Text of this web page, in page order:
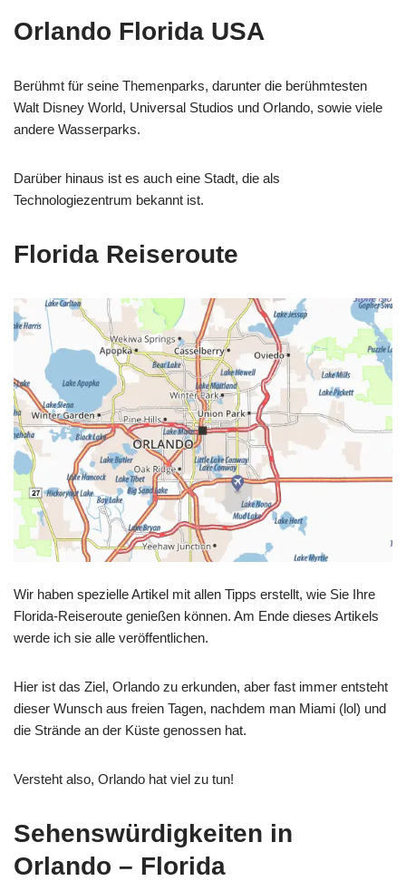
Orlando Florida USA
Berühmt für seine Themenparks, darunter die berühmtesten
Walt Disney World, Universal Studios und Orlando, sowie viele
andere Wasserparks.
Darüber hinaus ist es auch eine Stadt, die als
Technologiezentrum bekannt ist.
Florida Reiseroute
Wir haben spezielle Artikel mit allen Tipps erstellt, wie Sie Ihre
Florida-Reiseroute genießen können. Am Ende dieses Artikels
werde ich sie alle veröffentlichen.
Hier ist das Ziel, Orlando zu erkunden, aber fast immer entsteht
dieser Wunsch aus freien Tagen, nachdem man Miami (lol) und
die Strände an der Küste genossen hat.
Versteht also, Orlando hat viel zu tun!
Sehenswürdigkeiten in
Orlando – Florida